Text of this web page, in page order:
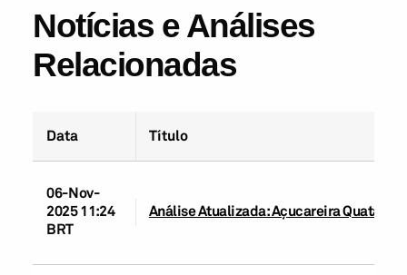
Notícias e Análises
Relacionadas
Data Título
06-Nov-
2025 11:24
BRT
Análise Atualizada: Açucareira Quatá